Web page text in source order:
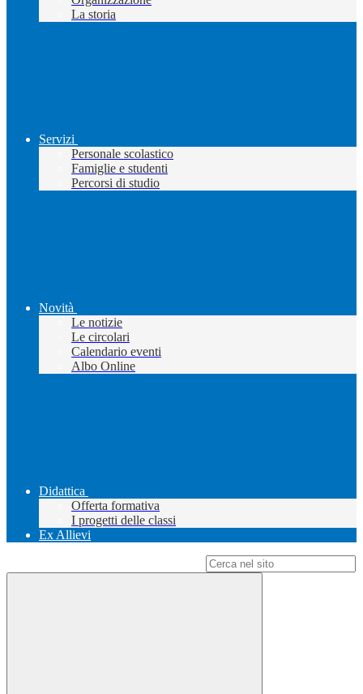
La storia
Servizi
Personale scolastico
Famiglie e studenti
Percorsi di studio
Novità
Le notizie
Le circolari
Calendario eventi
Albo Online
Didattica
Offerta formativa
I progetti delle classi
Ex Allievi